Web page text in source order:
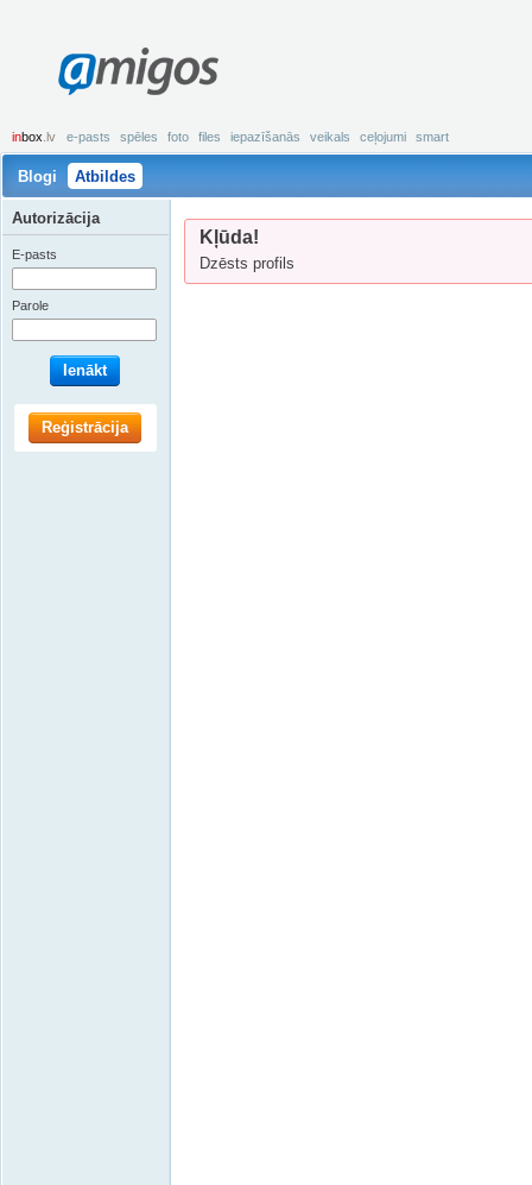
amigos
inbox .lv e-pasts spēles foto files iepazīšanās veikals ceļojumi smart
Blogi Atbildes
Kļūda!
Dzēsts profils
Autorizācija
E-pasts
Parole
Ienākt
Reģistrācija